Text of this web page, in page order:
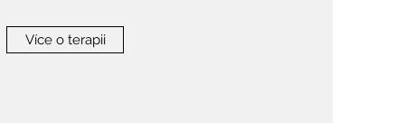
Více o terapii